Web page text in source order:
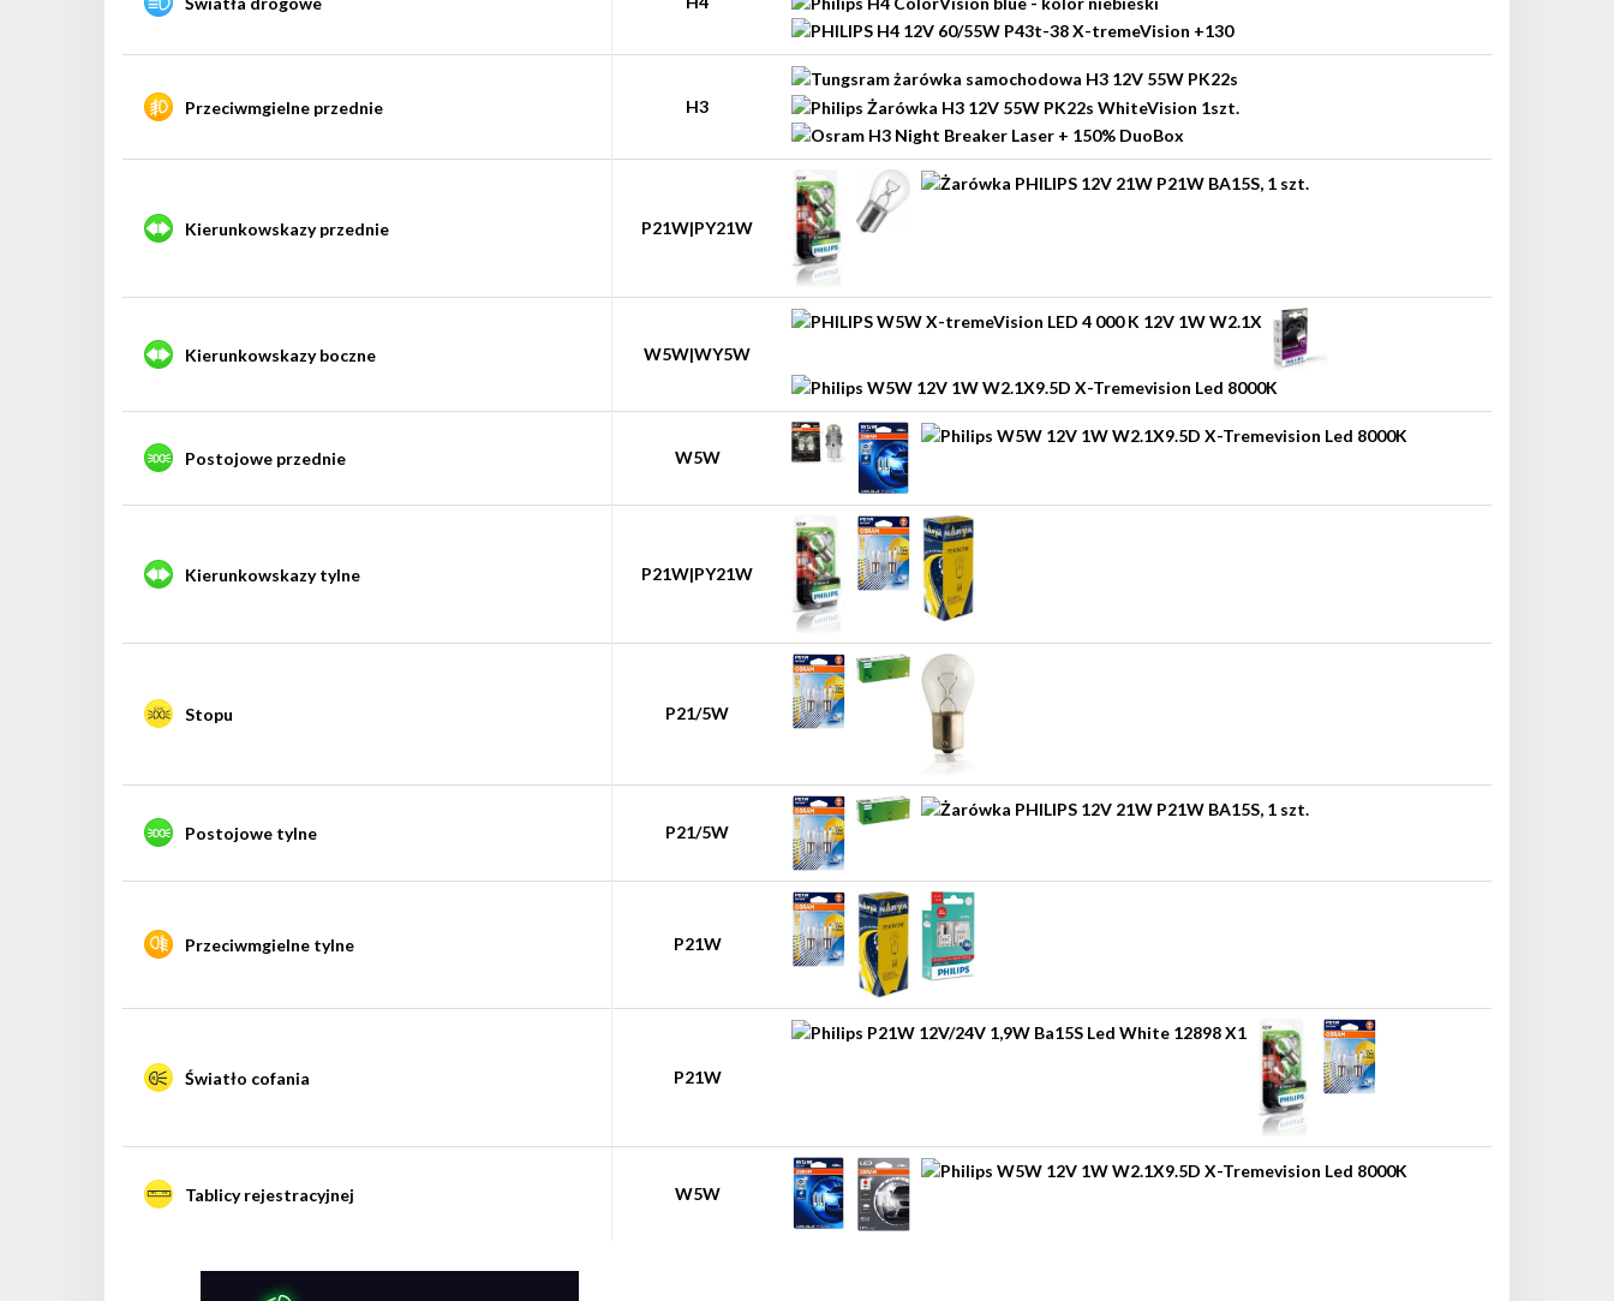
Przeciwmgielne przednie H3
Kierunkowskazy przednie P21W|PY21W
Kierunkowskazy boczne W5W|WY5W
Postojowe przednie W5W
Kierunkowskazy tylne P21W|PY21W
Stopu P21/5W
Postojowe tylne P21/5W
Przeciwmgielne tylne P21W
Światło cofania P21W
Tablicy rejestracyjnej W5W